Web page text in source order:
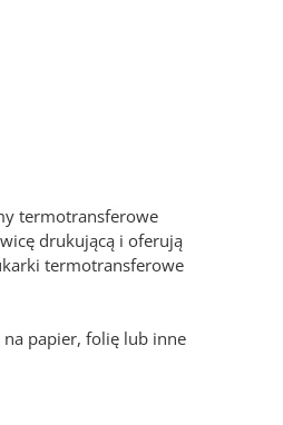
termotransferowe
drukującą i oferują
termotransferowe
papier, folię lub inne